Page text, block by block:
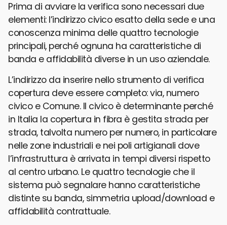
Prima di avviare la verifica sono necessari due
elementi: l’indirizzo civico esatto della sede e una
conoscenza minima delle quattro tecnologie
principali, perché ognuna ha caratteristiche di
banda e affidabilità diverse in un uso aziendale.
L’indirizzo da inserire nello strumento di verifica
copertura deve essere completo: via, numero
civico e Comune. Il civico è determinante perché
in Italia la copertura in fibra è gestita strada per
strada, talvolta numero per numero, in particolare
nelle zone industriali e nei poli artigianali dove
l’infrastruttura è arrivata in tempi diversi rispetto
al centro urbano. Le quattro tecnologie che il
sistema può segnalare hanno caratteristiche
distinte su banda, simmetria upload/download e
affidabilità contrattuale.